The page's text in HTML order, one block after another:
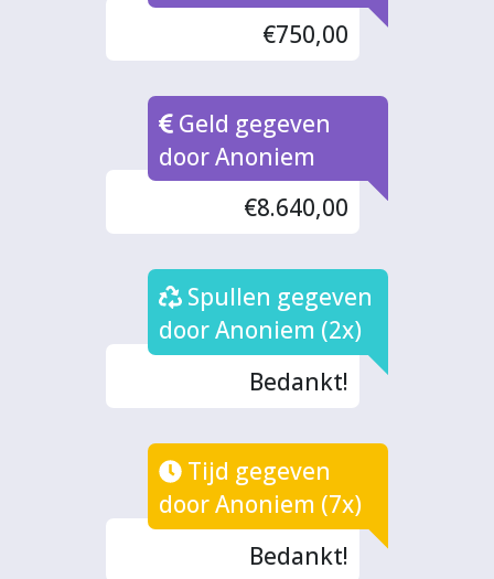
€750,00
Geld gegeven
door Anoniem
€8.640,00
Spullen gegeven
door Anoniem (2x)
Bedankt!
Tijd gegeven
door Anoniem (7x)
Bedankt!